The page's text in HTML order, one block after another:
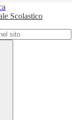
Scolastico